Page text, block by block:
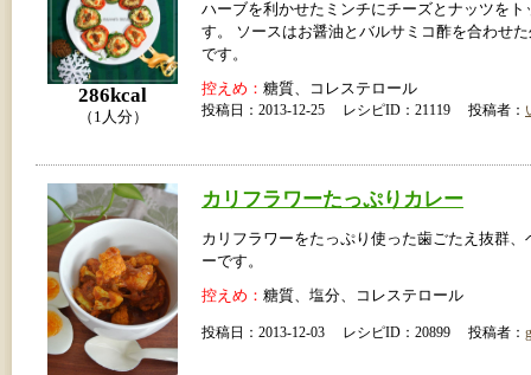
286kcal
（1人分）
ハーブを利かせたミンチにチーズとナッツをト
す。 ソースはお醤油とバルサミコ酢を合わせ
です。
控えめ： 糖質、コレステロール
投稿日：2013-12-25 レシピID：21119 投稿者：
カリフラワーたっぷりカレー
カリフラワーをたっぷり使った歯ごたえ抜群、
ーです。
控えめ： 糖質、塩分、コレステロール
投稿日：2013-12-03 レシピID：20899 投稿者：